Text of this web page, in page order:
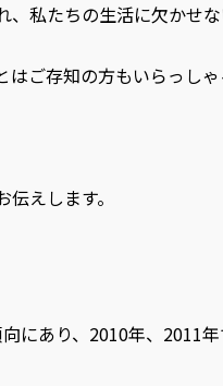
私たちの生活に欠かせ
ご存知の方もいらっしゃ
えします。
にあり、2010年、2011